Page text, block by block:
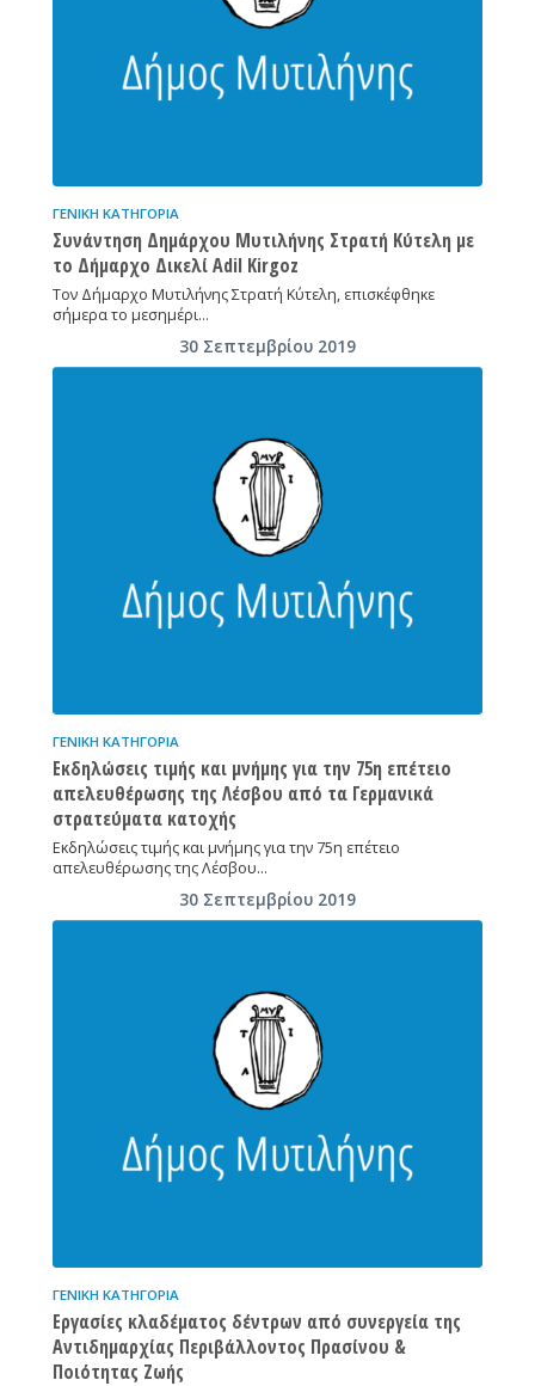
ΓΕΝΙΚΉ ΚΑΤΗΓΟΡΊΑ
Συνάντηση Δημάρχου Μυτιλήνης Στρατή Κύτελη με
το Δήμαρχο Δικελί Adil Kirgoz
Τον Δήμαρχο Μυτιλήνης Στρατή Κύτελη, επισκέφθηκε
σήμερα το μεσημέρι…
30 Σεπτεμβρίου 2019
ΓΕΝΙΚΉ ΚΑΤΗΓΟΡΊΑ
Εκδηλώσεις τιμής και μνήμης για την 75η επέτειο
απελευθέρωσης της Λέσβου από τα Γερμανικά
στρατεύματα κατοχής
Εκδηλώσεις τιμής και μνήμης για την 75η επέτειο
απελευθέρωσης της Λέσβου…
30 Σεπτεμβρίου 2019
ΓΕΝΙΚΉ ΚΑΤΗΓΟΡΊΑ
Εργασίες κλαδέματος δέντρων από συνεργεία της
Αντιδημαρχίας Περιβάλλοντος Πρασίνου &
Ποιότητας Ζωής